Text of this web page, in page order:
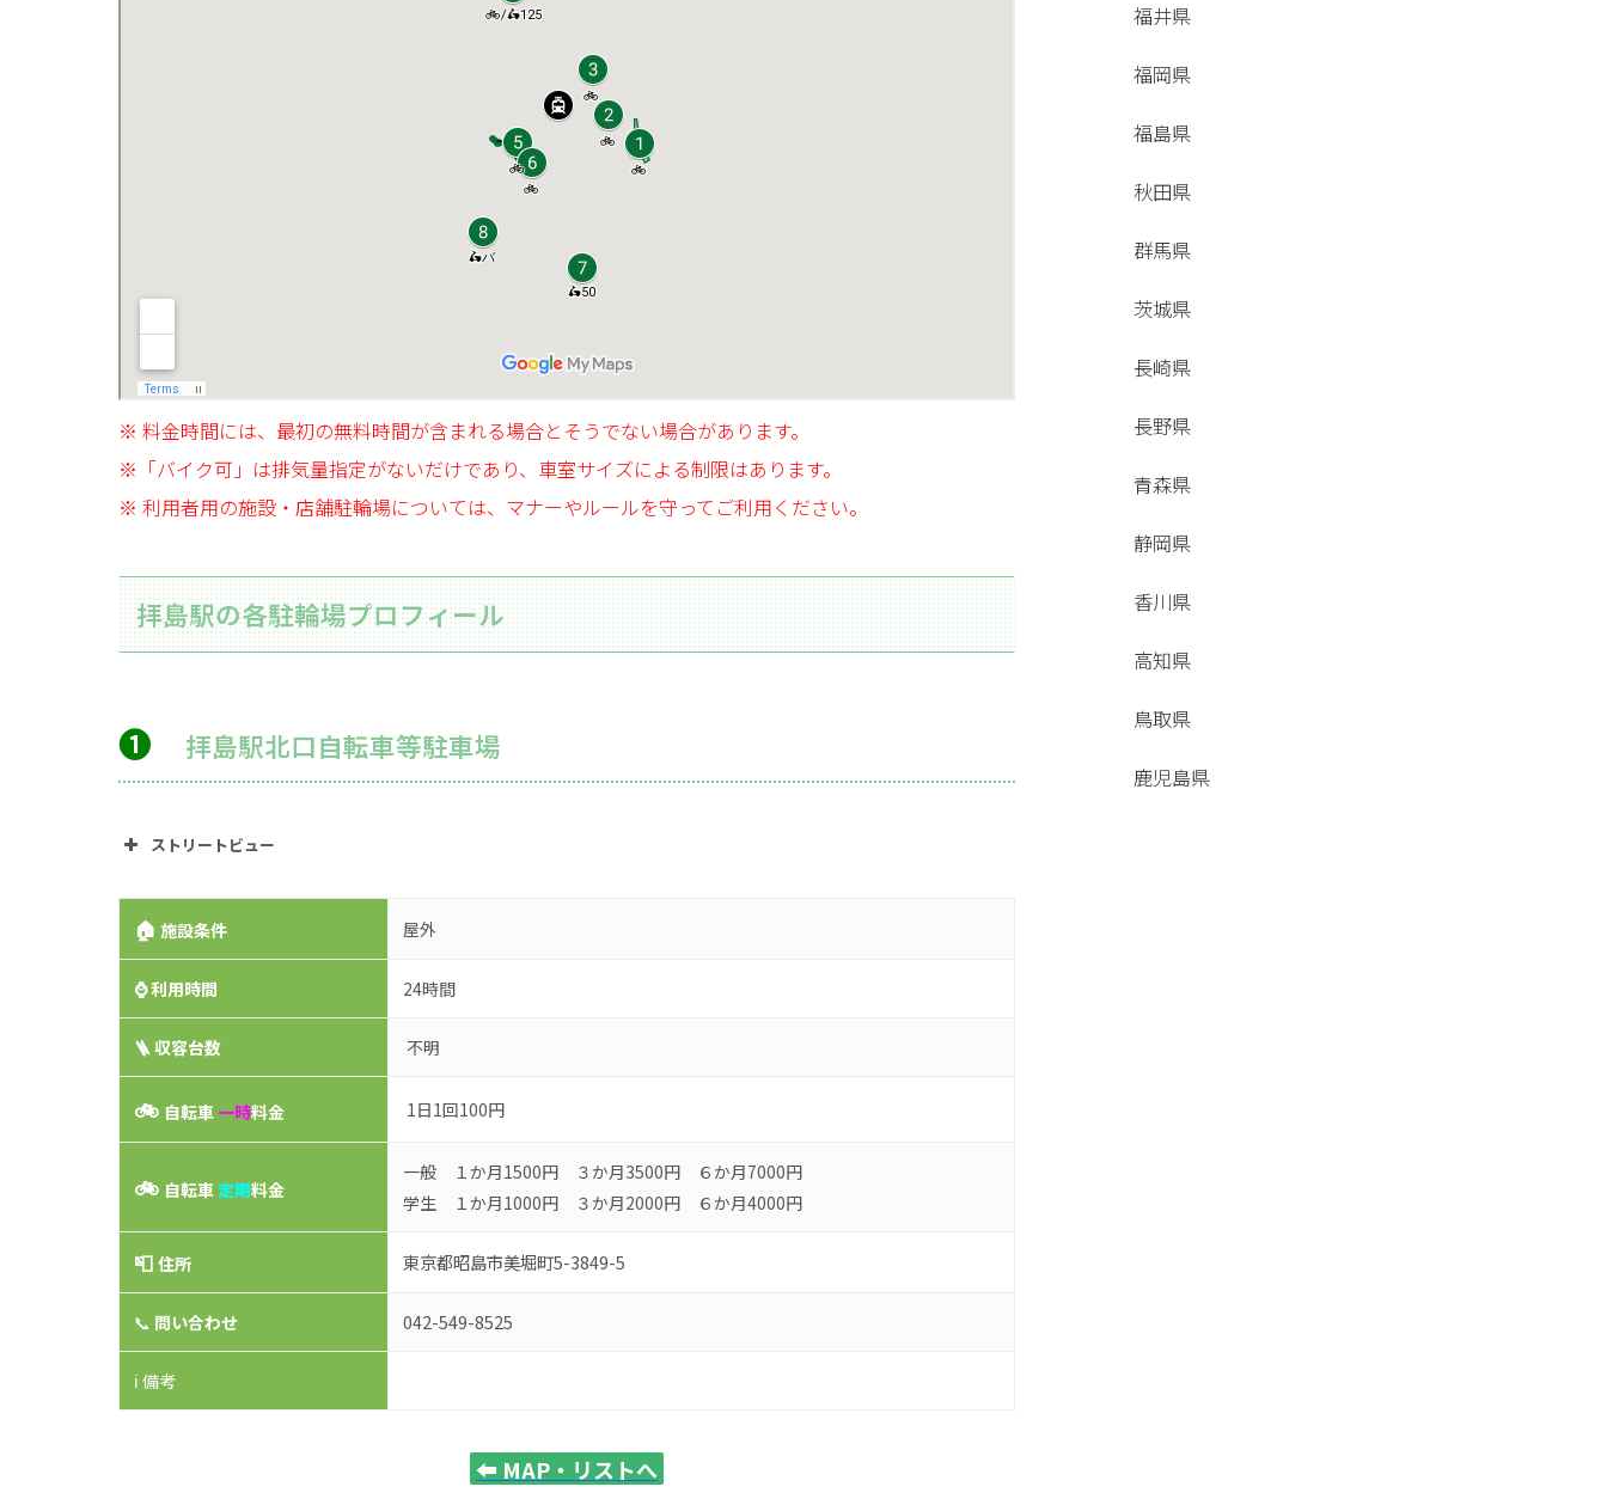
※ 料金時間には、最初の無料時間が含まれる場合とそうでない場合があります。
※「バイク可」は排気量指定がないだけであり、車室サイズによる制限はあります。
※ 利用者用の施設・店舗駐輪場については、マナーやルールを守ってご利用ください。
拝島駅の各駐輪場プロフィール
➊ 拝島駅北口自転車等駐車場
ストリートビュー
🏠 施設条件 屋外
⌚利用時間 24時間
🪜 収容台数 不明
🚲 自転車 一時料金 1日1回100円
🚲 自転車定期料金
一般 １か月1500円 ３か月3500円 ６か月7000円
学生 １か月1000円 ３か月2000円 ６か月4000円
📮 住所 東京都昭島市美堀町5-3849-5
📞 問い合わせ 042-549-8525
ℹ️ 備考
⬅️ MAP・リストへ
福井県
福岡県
福島県
秋田県
群馬県
茨城県
長崎県
長野県
青森県
静岡県
香川県
高知県
鳥取県
鹿児島県